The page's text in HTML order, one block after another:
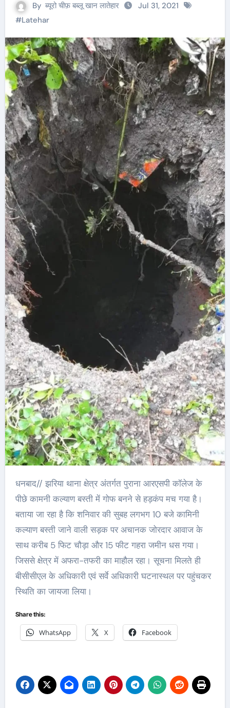
By ब्यूरो चीफ़ बब्लू खान लातेहार
Jul 31, 2021
#Latehar
धनबाद// झरिया थाना क्षेत्र अंतर्गत पुराना आरएसपी कॉलेज के
पीछे कामनी कल्याण बस्ती में गोफ बनने से हड़कंप मच गया है।
बताया जा रहा है कि शनिवार की सुबह लगभग 10 बजे कामिनी
कल्याण बस्ती जाने वाली सड़क पर अचानक जोरदार आवाज के
साथ करीब 5 फिट चौड़ा और 15 फीट गहरा जमीन धस गया।
जिससे क्षेत्र में अफरा-तफरी का माहौल रहा। सूचना मिलते ही
बीसीसीएल के अधिकारी एवं सर्वे अधिकारी घटनास्थल पर पहुंचकर
स्थिति का जायजा लिया।
Share this:
WhatsApp X Facebook